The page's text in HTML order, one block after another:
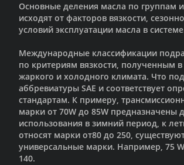
Основные деления масла по группам
исходят от факторов вязкости,
условий эксплуатации масла в
Международные классификации
по критериям вязкости, полученным в
жаркого и холодного климата. Что
аббревиатуры SAE и соответствует
стандартам. К примеру,
марки от 70W до 85W предназначены
использования в зимний период, к
относят марки от80 до 250,
универсальные марки. Например, 75
140.